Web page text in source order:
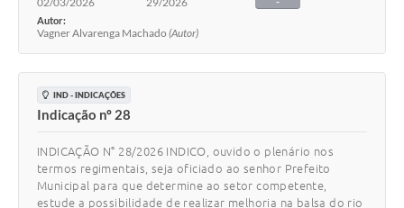
Autor:
Vagner Alvarenga Machado (Autor)
IND - INDICAÇÕES
Indicação nº 28
INDICAÇÃO N° 28/2026 INDICO, ouvido o plenário nos
termos regimentais, seja oficiado ao senhor Prefeito
Municipal para que determine ao setor competente,
estude a possibilidade de realizar melhoria na balsa do rio